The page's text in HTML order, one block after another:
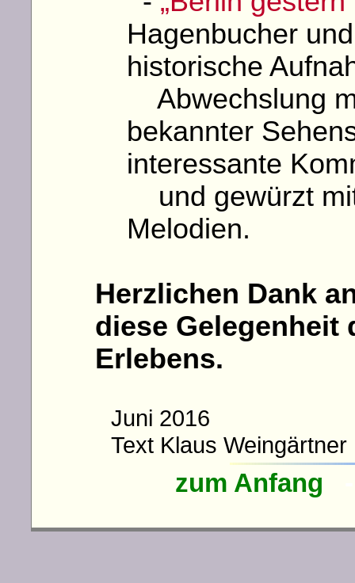
Hagenbucher
historische
Abwechslung
bekannter
interessante
und gewürzt
Melodien.
Herzlichen Dank
diese Gelegenheit
Erlebens.
Juni 2016
Text Klaus
zum Anfang